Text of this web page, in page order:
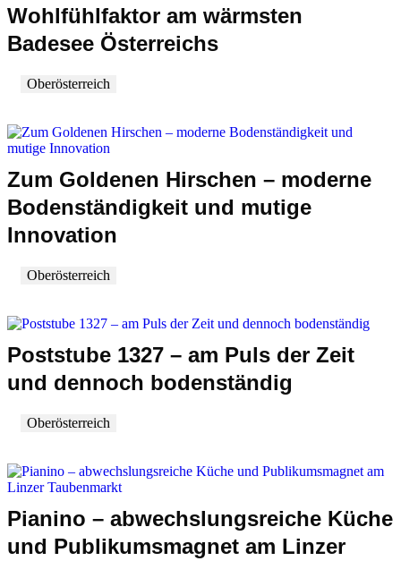
Wohlfühlfaktor am wärmsten
Badesee Österreichs
Oberösterreich
Zum Goldenen Hirschen – moderne
Bodenständigkeit und mutige
Innovation
Oberösterreich
Poststube 1327 – am Puls der Zeit
und dennoch bodenständig
Oberösterreich
Pianino – abwechslungsreiche Küche
und Publikumsmagnet am Linzer